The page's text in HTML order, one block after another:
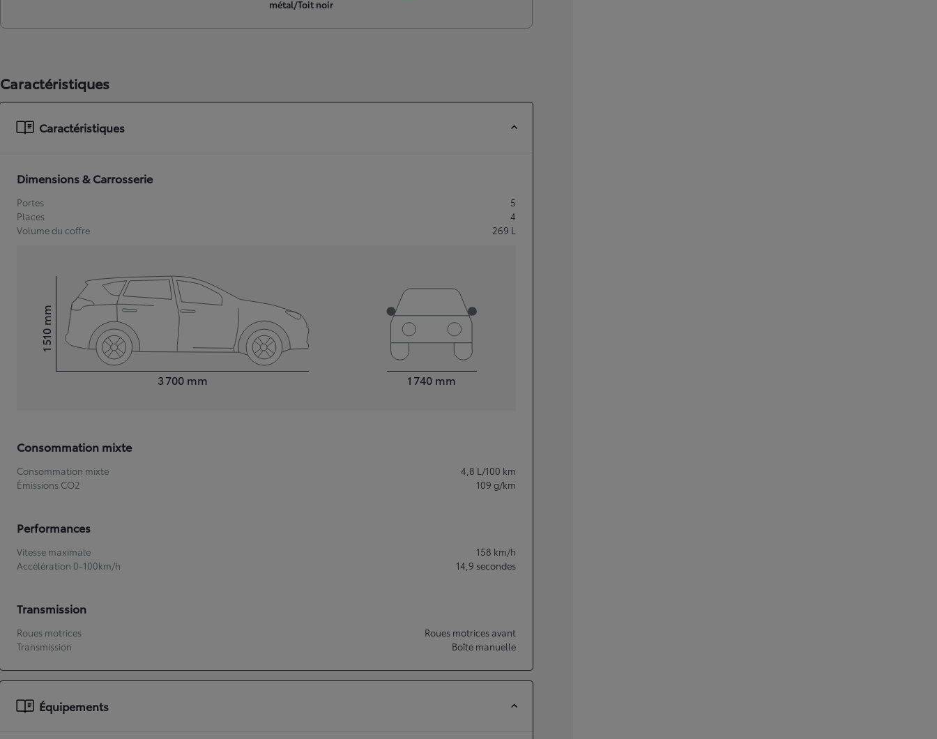
À partir de 19 700 €
métal/Toit noir
Caractéristiques
Caractéristiques
Dimensions & Carrosserie
Portes
5
Places
4
Volume du coffre
269 L
3 700 mm
Hauteur1 510
mm
1 740 mm
Consommation mixte
Consommation mixte 4,8 L/100 km
Émissions CO2
109 g/km
Performances
Vitesse maximale 158 km/h
Accélération 0-100km/h
14,9 secondes
Transmission
Roues motrices
Roues motrices avant
Transmission
Boîte manuelle
Équipements